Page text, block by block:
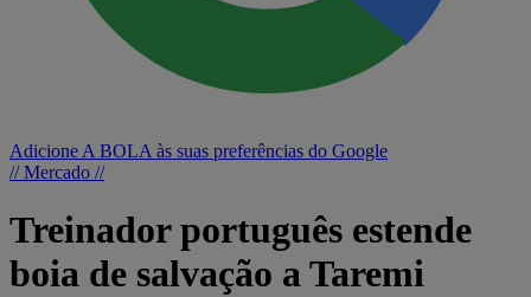
Adicione A BOLA às suas preferências do Google
// Mercado //
Treinador português estende
boia de salvação a Taremi